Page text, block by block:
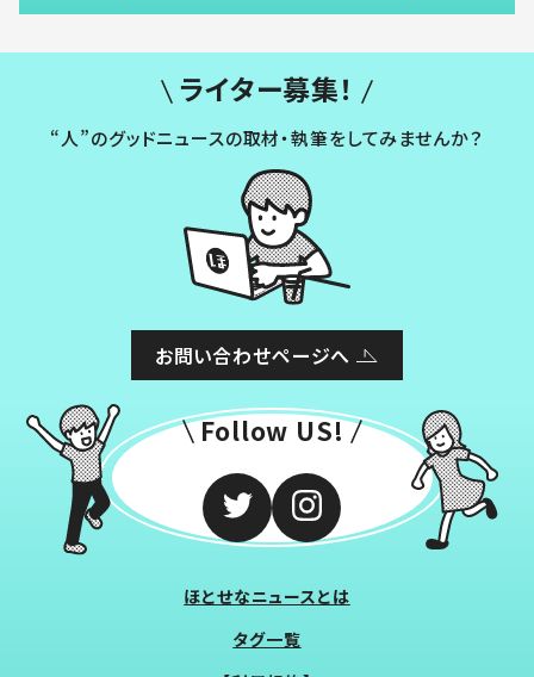
ライター募集！
“人”のグッドニュースの取材・執筆をしてみませんか？
お問い合わせページへ
Follow US!
ほとせなニュースとは
タグ一覧